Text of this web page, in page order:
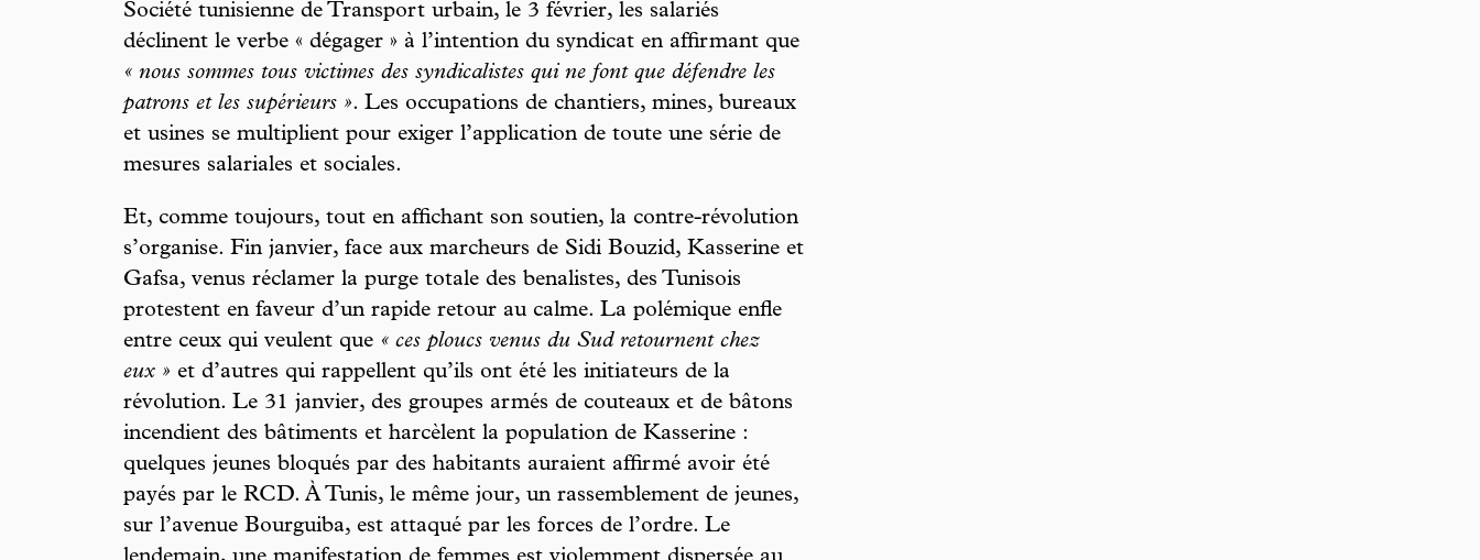
Société tunisienne de Transport urbain, le 3 février, les salariés
déclinent le verbe « dégager » à l’intention du syndicat en affirmant que
« nous sommes tous victimes des syndicalistes qui ne font que défendre les
patrons et les supérieurs ». Les occupations de chantiers, mines, bureaux
et usines se multiplient pour exiger l’application de toute une série de
mesures salariales et sociales.
Et, comme toujours, tout en affichant son soutien, la contre-révolution
s’organise. Fin janvier, face aux marcheurs de Sidi Bouzid, Kasserine et
Gafsa, venus réclamer la purge totale des benalistes, des Tunisois
protestent en faveur d’un rapide retour au calme. La polémique enfle
entre ceux qui veulent que « ces ploucs venus du Sud retournent chez
eux » et d’autres qui rappellent qu’ils ont été les initiateurs de la
révolution. Le 31 janvier, des groupes armés de couteaux et de bâtons
incendient des bâtiments et harcèlent la population de Kasserine :
quelques jeunes bloqués par des habitants auraient affirmé avoir été
payés par le RCD. À Tunis, le même jour, un rassemblement de jeunes,
sur l’avenue Bourguiba, est attaqué par les forces de l’ordre. Le